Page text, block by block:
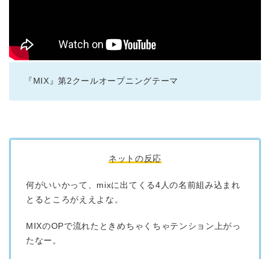
『MIX』第2クールオープニングテーマ
ネットの反応
何がいいかって、mixに出てくる4人の名前組み込まれ
とるところがええよな。
MIXのOPで流れたときめちゃくちゃテンション上がっ
たなー。